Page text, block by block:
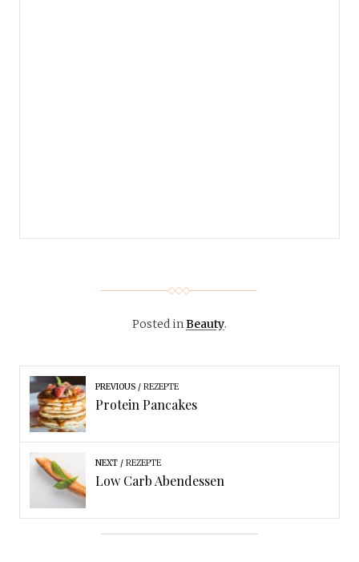
Posted inBeauty.
PREVIOUS REZEPTE
Protein Pancakes
NEXT REZEPTE
Low Carb Abendessen